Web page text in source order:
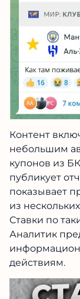
Контент
небольшим
купонов из
публикует
показывает
из
Ставки по
Аналитик
действиям.